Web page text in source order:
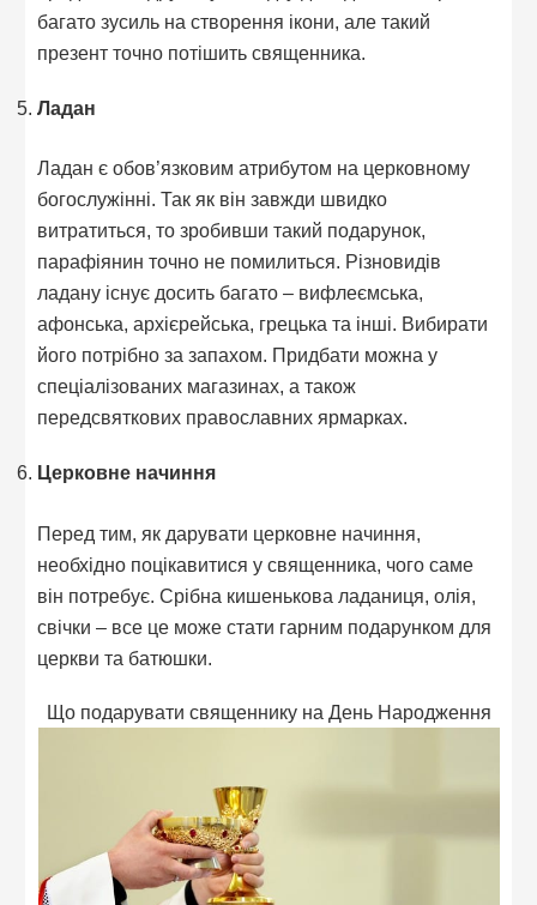
багато зусиль на створення ікони, але такий
презент точно потішить священника.
Ладан
Ладан є обов’язковим атрибутом на церковному
богослужінні. Так як він завжди швидко
витратиться, то зробивши такий подарунок,
парафіянин точно не помилиться. Різновидів
ладану існує досить багато – вифлеємська,
афонська, архієрейська, грецька та інші. Вибирати
його потрібно за запахом. Придбати можна у
спеціалізованих магазинах, а також
передсвяткових православних ярмарках.
Церковне начиння
Перед тим, як дарувати церковне начиння,
необхідно поцікавитися у священника, чого саме
він потребує. Срібна кишенькова ладаниця, олія,
свічки – все це може стати гарним подарунком для
церкви та батюшки.
Що подарувати священнику на День Народження